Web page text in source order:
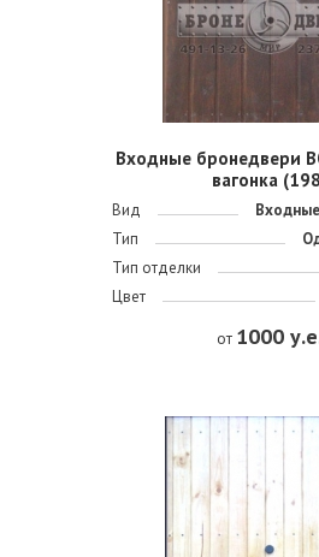
Входные бронедвери
вагонка
Вид
Тип
Тип отделки
Цвет
от 1000